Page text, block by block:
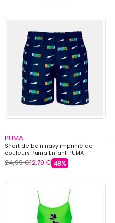
PUMA
Short de bain navy imprimé de
couleurs Puma Enfant PUMA
24,99 €12,79 € 48%